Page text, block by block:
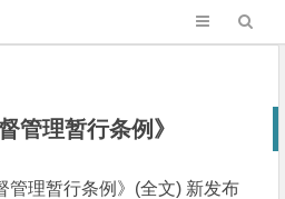
管理暂行条例》
管理暂行条例》(全文) 新发布